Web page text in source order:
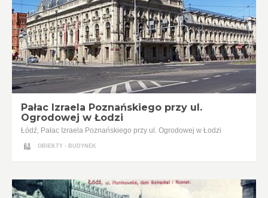
Pałac Izraela Poznańskiego przy ul.
Ogrodowej w Łodzi
Łódź, Pałac Izraela Poznańskiego przy ul. Ogrodowej w Łodzi
OBIEKTY - BUDYNEK